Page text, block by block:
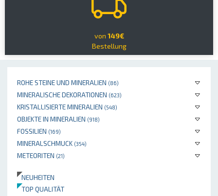
ROHE STEINE UND MINERALIEN (86)
MINERALISCHE DEKORATIONEN (623)
KRISTALLISIERTE MINERALIEN (548)
OBJEKTE IN MINERALIEN (918)
FOSSILIEN (169)
MINERALSCHMUCK (354)
METEORITEN (21)
NEUHEITEN
TOP QUALITÄT
von 149€
Bestellung